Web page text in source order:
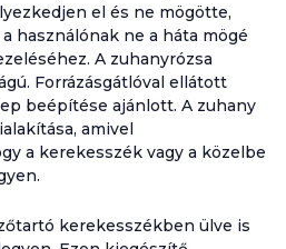
el és ne mögötte,
használónak ne a háta mögé
A zuhanyrózsa
Forrázásgátlóval ellátott
beépítése ajánlott. A zuhany
amivel
a kerekesszék vagy a közelbe
kerekesszékben ülve is